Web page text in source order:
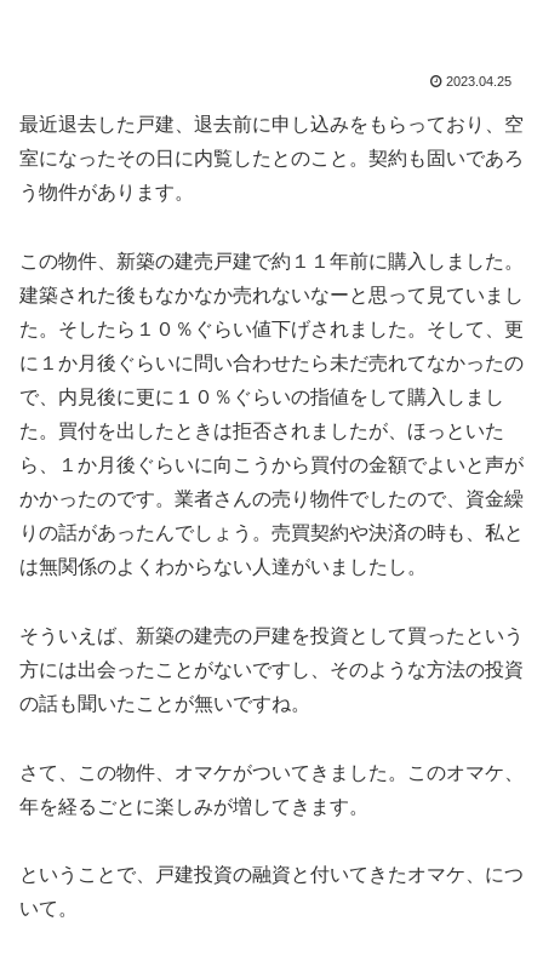
2023.04.25
最近退去した戸建、退去前に申し込みをもらっており、空
室になったその日に内覧したとのこと。契約も固いであろ
う物件があります。
この物件、新築の建売戸建で約１１年前に購入しました。
建築された後もなかなか売れないなーと思って見ていまし
た。そしたら１０％ぐらい値下げされました。そして、更
に１か月後ぐらいに問い合わせたら未だ売れてなかったの
で、内見後に更に１０％ぐらいの指値をして購入しまし
た。買付を出したときは拒否されましたが、ほっといた
ら、１か月後ぐらいに向こうから買付の金額でよいと声が
かかったのです。業者さんの売り物件でしたので、資金繰
りの話があったんでしょう。売買契約や決済の時も、私と
は無関係のよくわからない人達がいましたし。
そういえば、新築の建売の戸建を投資として買ったという
方には出会ったことがないですし、そのような方法の投資
の話も聞いたことが無いですね。
さて、この物件、オマケがついてきました。このオマケ、
年を経るごとに楽しみが増してきます。
ということで、戸建投資の融資と付いてきたオマケ、につ
いて。